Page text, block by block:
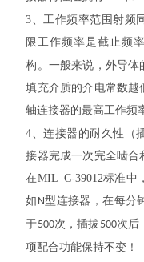
3 、工作频率范围射频
限工作频率是截止频
构。一般来说，外导体
填充介质的介电常数越
轴连接器的最高工作频
4 、连接器的耐久性（
接器完成一次完全啮合
在MIL_C-39012标准中
如 N型连接器，在每分
于500次，插拔 500次后
项配合功能保持不变！